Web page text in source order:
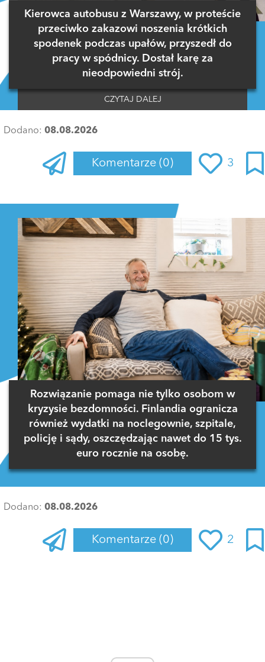
Kierowca autobusu z Warszawy, w proteście
przeciwko zakazowi noszenia krótkich
spodenek podczas upałów, przyszedł do
pracy w spódnicy. Dostał karę za
nieodpowiedni strój.
CZYTAJ DALEJ
Dodano: 08.08.2026
Komentarze (0) 3
Rozwiązanie pomaga nie tylko osobom w
kryzysie bezdomności. Finlandia ogranicza
również wydatki na noclegownie, szpitale,
policję i sądy, oszczędzając nawet do 15 tys.
euro rocznie na osobę.
Dodano: 08.08.2026
Komentarze (0) 2